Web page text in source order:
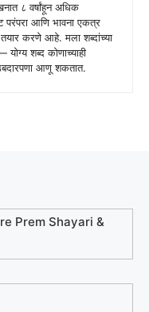
८ वर्षांहून अधिक
परंपरा आणि भावना एकत्र
करणे आहे. मला शब्दांच्या
शब्द कोणाच्याही
आणू शकतात.
Prem Shayari &